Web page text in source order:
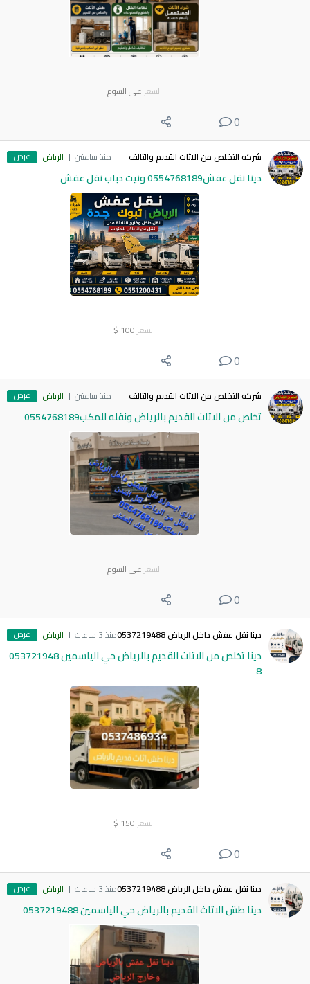
السعر على السوم
0
شركه التخلص من الاثاث القديم والتالف منذ ساعتين الرياض عرض
دينا نقل عفش0554768189 ونيت دباب نقل عفش
السعر 100
$
0
شركه التخلص من الاثاث القديم والتالف منذ ساعتين الرياض عرض
تخلص من الاثاث القديم بالرياض ونقله للمكب0554768189
السعر على السوم
0
دينا نقل عفش داخل الرياض 0537219488 منذ 3 ساعات الرياض عرض
دينا تخلص من الاثاث القديم بالرياض حي الياسمين 053721948
8
السعر 150
$
0
دينا نقل عفش داخل الرياض 0537219488 منذ 3 ساعات الرياض عرض
دينا طش الاثاث القديم بالرياض حي الياسمين 0537219488